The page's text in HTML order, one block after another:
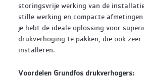
storingsvrije werking van de
stille werking en compacte afmetingen
je hebt de ideale oplossing voor
drukverhoging te pakken, die ook
installeren.
Voordelen Grundfos drukverhogers: